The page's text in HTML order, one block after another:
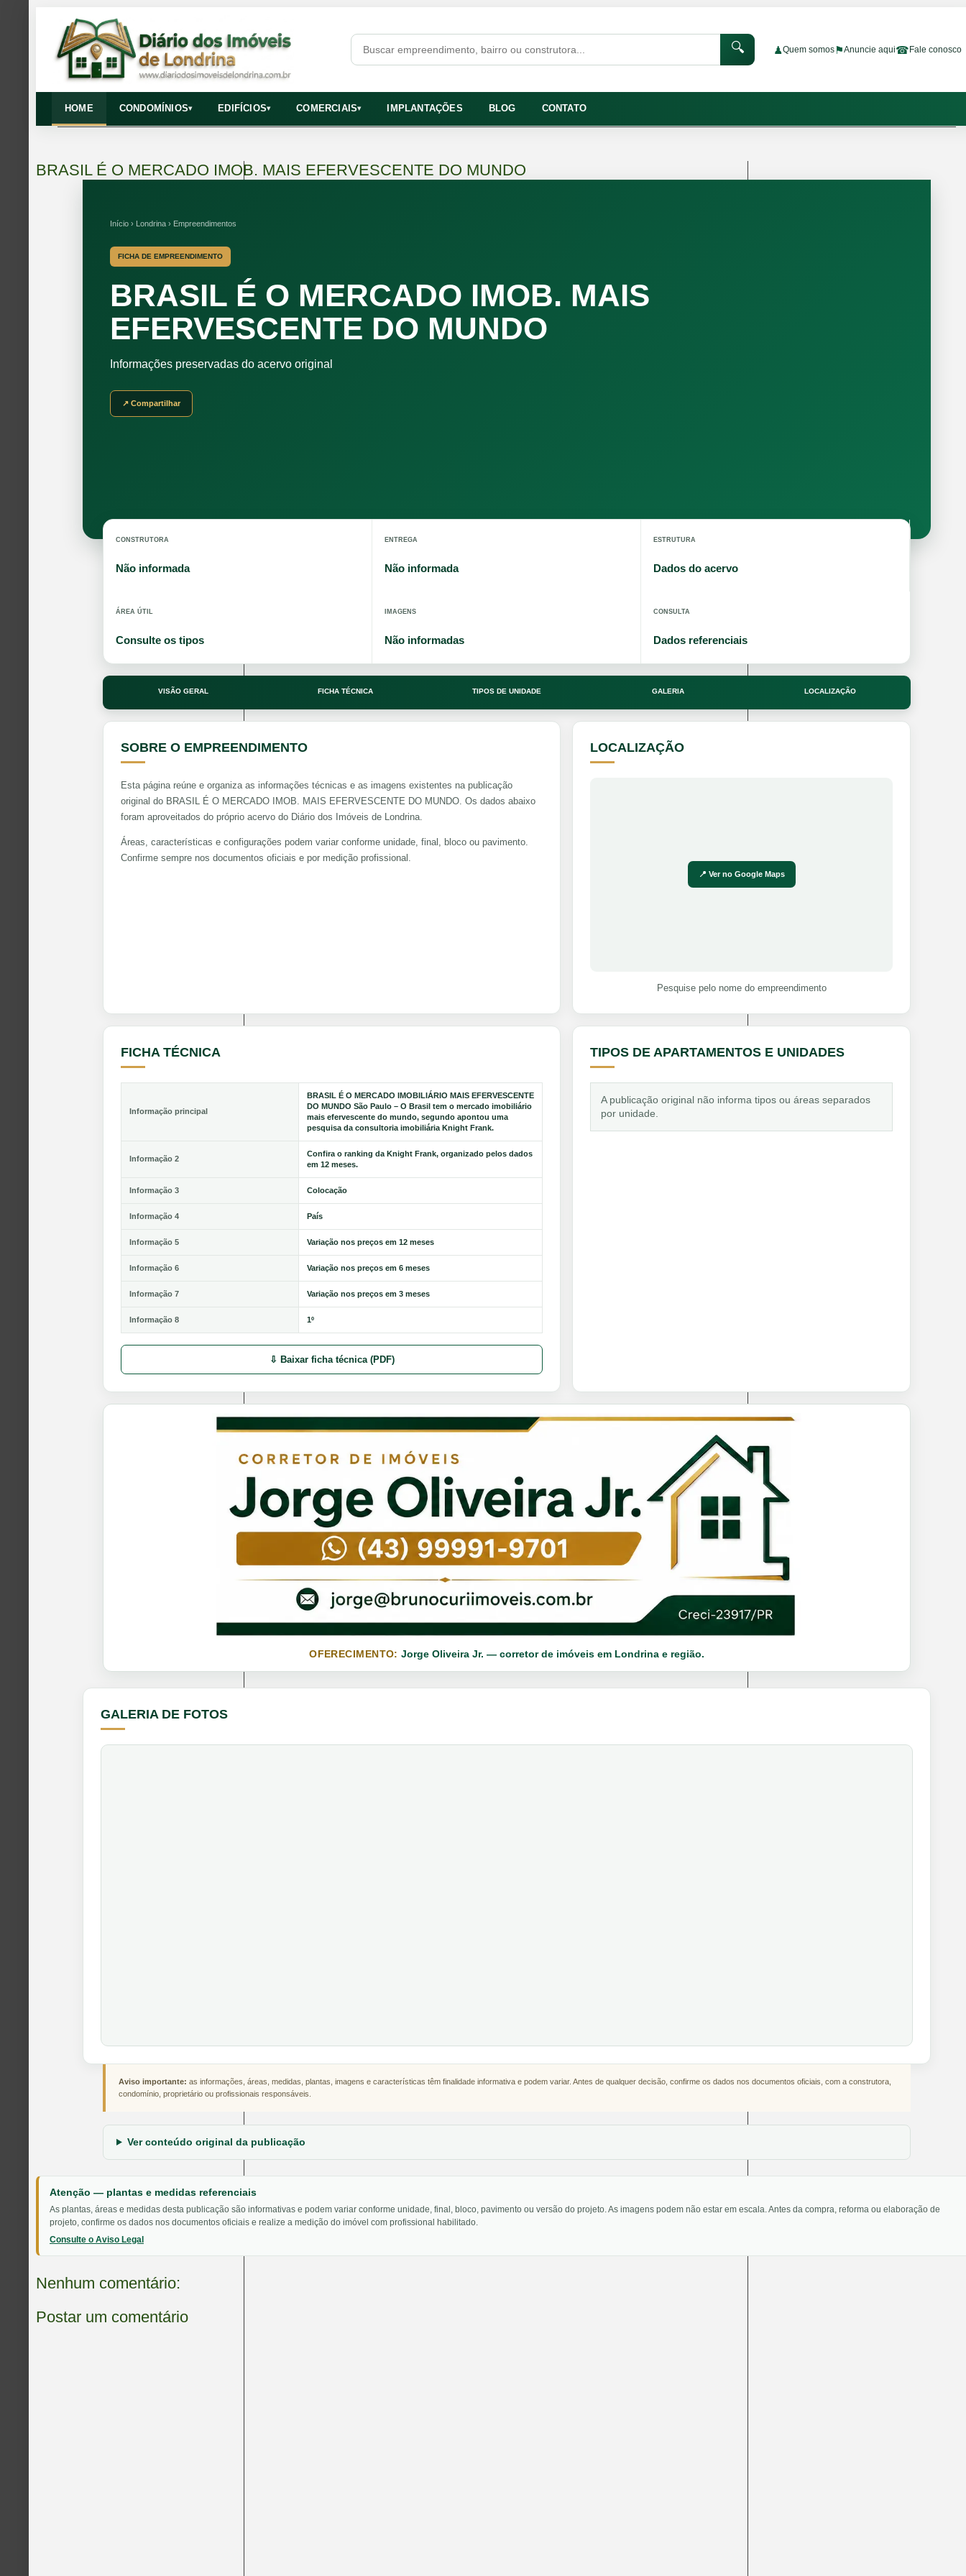
🔍 ♟Quem somos⚑Anuncie aqui☎ Fale conosco
HOME CONDOMÍNIOS▾ EDIFÍCIOS▾ COMERCIAIS▾ IMPLANTAÇÕES BLOG CONTATO
BRASIL É O MERCADO IMOB. MAIS EFERVESCENTE DO MUNDO
Início › Londrina › Empreendimentos
FICHA DE EMPREENDIMENTO
BRASIL É O MERCADO IMOB. MAIS
EFERVESCENTE DO MUNDO
Informações preservadas do acervo original
↗ Compartilhar
CONSTRUTORA
Não informada
ENTREGA
Não informada
ESTRUTURA
Dados do acervo
ÁREA ÚTIL
Consulte os tipos
IMAGENS
Não informadas
CONSULTA
Dados referenciais
VISÃO GERAL FICHA TÉCNICA TIPOS DE UNIDADE GALERIA LOCALIZAÇÃO
SOBRE O EMPREENDIMENTO
Esta página reúne e organiza as informações técnicas e as imagens existentes na publicação
original do BRASIL É O MERCADO IMOB. MAIS EFERVESCENTE DO MUNDO. Os dados abaixo
foram aproveitados do próprio acervo do Diário dos Imóveis de Londrina.
Áreas, características e configurações podem variar conforme unidade, final, bloco ou pavimento.
Confirme sempre nos documentos oficiais e por medição profissional.
LOCALIZAÇÃO
📍 Ver no Google Maps
Pesquise pelo nome do empreendimento
FICHA TÉCNICA
Informação principal
BRASIL É O MERCADO IMOBILIÁRIO MAIS EFERVESCENTE
DO MUNDO São Paulo – O Brasil tem o mercado imobiliário
mais efervescente do mundo, segundo apontou uma
pesquisa da consultoria imobiliária Knight Frank.
Informação 2
Confira o ranking da Knight Frank, organizado pelos dados
em 12 meses.
Informação 3 Colocação
Informação 4 País
Informação 5 Variação nos preços em 12 meses
Informação 6 Variação nos preços em 6 meses
Informação 7 Variação nos preços em 3 meses
Informação 8 1º
⇩ Baixar ficha técnica (PDF)
TIPOS DE APARTAMENTOS E UNIDADES
A publicação original não informa tipos ou áreas separados
por unidade.
OFERECIMENTO: Jorge Oliveira Jr. — corretor de imóveis em Londrina e região.
GALERIA DE FOTOS
Aviso importante: as informações, áreas, medidas, plantas, imagens e características têm finalidade informativa e podem variar. Antes de qualquer decisão, confirme os dados nos documentos oficiais, com a construtora,
condomínio, proprietário ou profissionais responsáveis.
Ver conteúdo original da publicação
Atenção — plantas e medidas referenciais
As plantas, áreas e medidas desta publicação são informativas e podem variar conforme unidade, final, bloco, pavimento ou versão do projeto. As imagens podem não estar em escala. Antes da compra, reforma ou elaboração de
projeto, confirme os dados nos documentos oficiais e realize a medição do imóvel com profissional habilitado.
Consulte o Aviso Legal
Nenhum comentário:
Postar um comentário